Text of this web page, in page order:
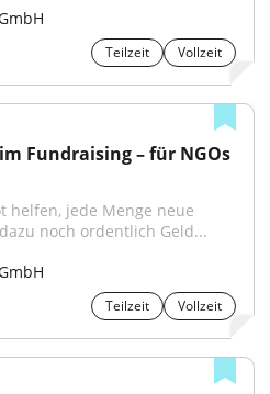
Teilzeit Vollzeit
Fundraising – für NGOs
helfen, jede Menge neue
noch ordentlich Geld...
Teilzeit Vollzeit